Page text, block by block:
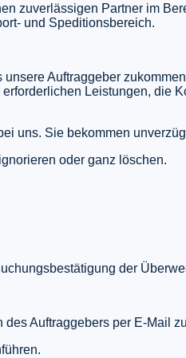
zuverlässigen Partner im
und Speditionsbereich.
Auftraggeber
Leistungen, die
uns. Sie bekommen
oder ganz löschen.
der
Auftraggebers per E-Mail